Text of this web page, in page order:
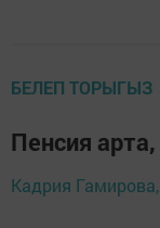
БЕЛЕП ТОРЫГЫЗ
Пенсия арта,
Кадрия Гамирова,